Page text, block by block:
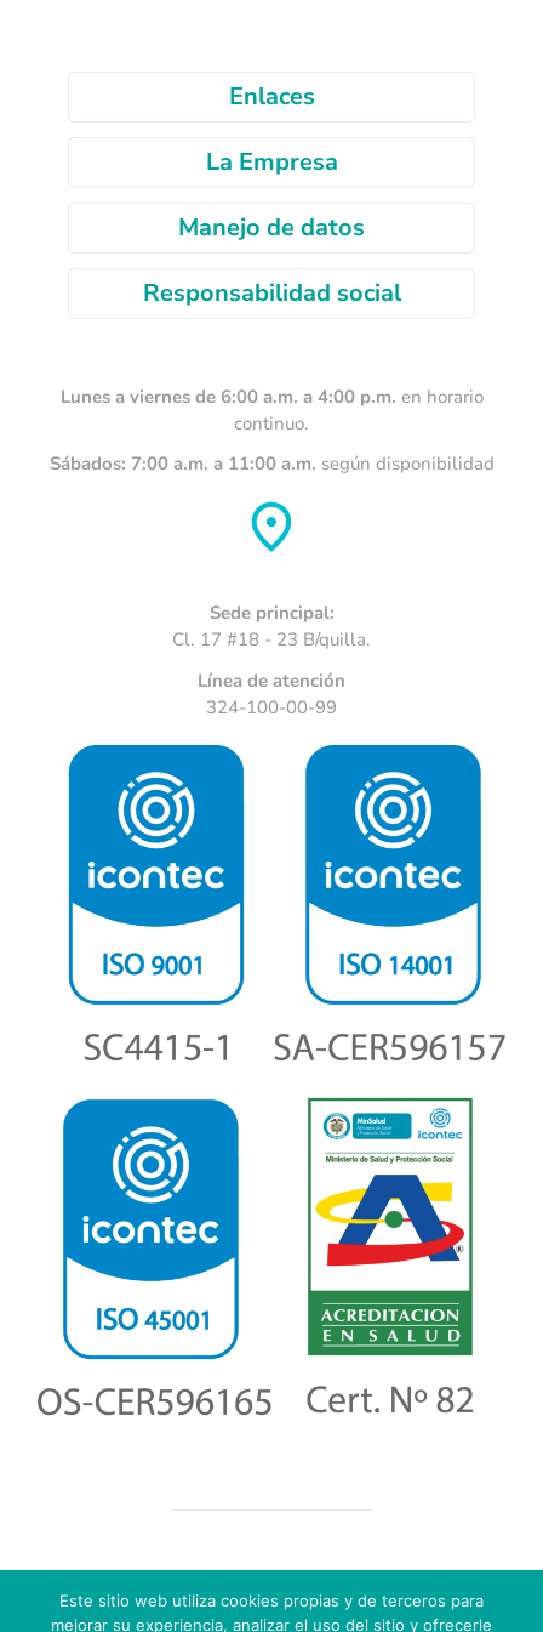
Enlaces
La Empresa
Manejo de datos
Responsabilidad social
Lunes a viernes de 6:00 a.m. a 4:00 p.m. en horario
continuo.
Sábados: 7:00 a.m. a 11:00 a.m. según disponibilidad
Sede principal:
Cl. 17 #18 - 23 B/quilla.
Línea de atención
324-100-00-99
Copyright
©
2026
Salud Social IPS, Todos los derechos
reservados.
Este sitio web utiliza cookies propias y de terceros para
mejorar su experiencia, analizar el uso del sitio y ofrecerle